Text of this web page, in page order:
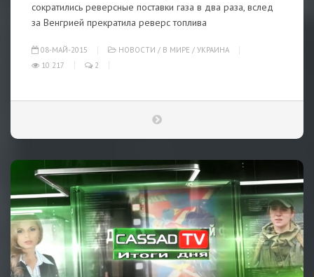
сократились реверсные поставки газа в два раза, вслед
за Венгрией прекратила реверс топлива
08-МАЙ-2015 НОВОСТИ / В МИРЕ / УКРАИНА
10 217
2